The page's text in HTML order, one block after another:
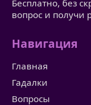
Бесплатно, без
вопрос и получи
Навигация
Главная
Гадалки
Вопросы